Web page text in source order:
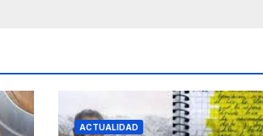
ACTUALIDAD